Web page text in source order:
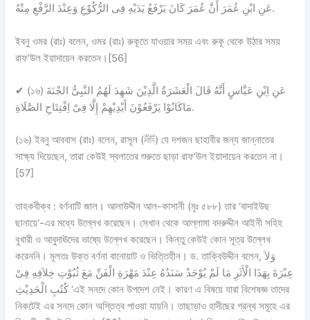
عَنِ ابْنِ عُمَرَ أَنَّ عُمَرَ كَانَ يَرْفَعُ يَدَيْهِ فِى الرُّكُوْعِ وَعِنْدَ الرَّفْعِ مِنْهُ.
ইবনু ওমর (রাঃ) বলেন, ওমর (রাঃ) রুকূতে যাওয়ার সময় এবং রুকূ থেকে উঠার সময়
রাফ‘উল ইয়াদায়েন করতেন।[56]
✔ (১৬) عَنِ اِبْنِ عَبَّاسٍ أَنَّهُ قَالَ الْعَشَرَةُ الَّذِيْنَ شَهِدَ لَهُمُ النَّبِىُّ الجْنَةَ
مَاكَانُوْا يَرْفَعُوْنَ أَيْدِيْهِمْ إِلَّا فِىْ اِفْتِتَاحِ الصَّلَاةِ.
(১৬) ইবনু আববাস (রাঃ) বলেন, রাসূল (ﷺ) যে দশজন ছাহাবীর জন্য জান্নাতের
সাক্ষ্য দিয়েছেন, তারা কেউই স্বলাতের শুরুতে ছাড়া রাফ‘উল ইয়াদায়েন করতেন না।
[57]
তাহকবীক্ব : বর্ণনাটিজাল। আলাউদ্দীন আল-কাসানী (মৃঃ ৫৮৮) তার ‘বাদাইউছ
ছানায়ে‘-এর মধ্যে উল্লেখ করেছেন। সেখান থেকে আল্লামা বদরুদ্দীন আইনী সহিহ
বুখারী ও আবুদাঊদের ভাষ্যে উল্লেখ করেছেন। কিন্তু কেউই কোন সূত্র উল্লেখ
করেননি। মূলতঃ উক্ত বর্ণনা বানোয়াট ও ভিত্তিহীন। ড. তাক্বিউদ্দীন বলেন, وَلاَ
عِبْرَةَ بِهَذَا الْأَثَرِ مَا لَمْ يُوْجَدْ سَنَدُهُ عِنْدَ مَهْرَةِ الْفَنِّ مَعَ ثُبُوْتِ خِلاَفِهِ فِىْ
كُتُبِ الْحَدِيْثِ ‘এই সনদে কোন উপদেশ নেই। কারণ এ বিষয়ে যারা বিশেষজ্ঞ তাদের
নিকটেই এর সনদে কোন অস্তিত্ব পাওয়া যায়নি। তাছাড়াও হাদীছের গ্রন্থ সমূহে এর